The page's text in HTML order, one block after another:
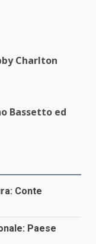
Charlton
Bassetto ed
Conte
Paese